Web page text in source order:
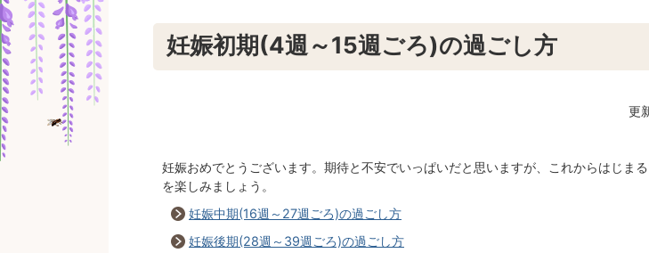
妊娠初期(4週～15週ごろ)の過ごし方
更
妊娠おめでとうございます。期待と不安でいっぱいだと思いますが、これからはじま
を楽しみましょう。
妊娠中期(16週～27週ごろ)の過ごし方
妊娠後期(28週～39週ごろ)の過ごし方